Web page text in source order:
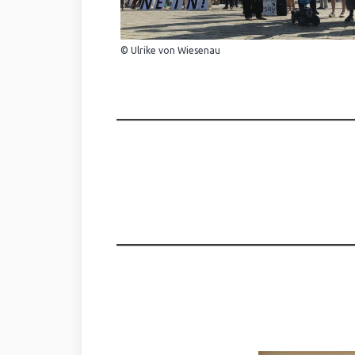
© Ulrike von Wiesenau